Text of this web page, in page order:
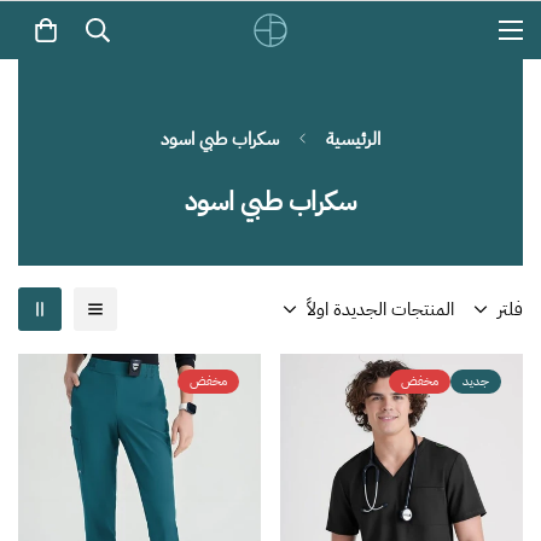
الرئيسية سكراب طبي اسود
سكراب طبي اسود
فلتر المنتجات الجديدة اولاً
جديد مخفض مخفض